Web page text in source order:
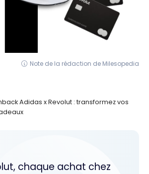
Note de la rédaction de Milesopedia
Adidas x Revolut : transformez vos
chaque achat chez